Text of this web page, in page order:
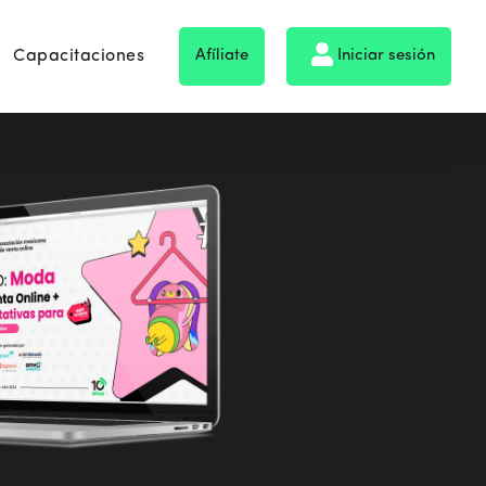
Capacitaciones Afíliate Iniciar sesión